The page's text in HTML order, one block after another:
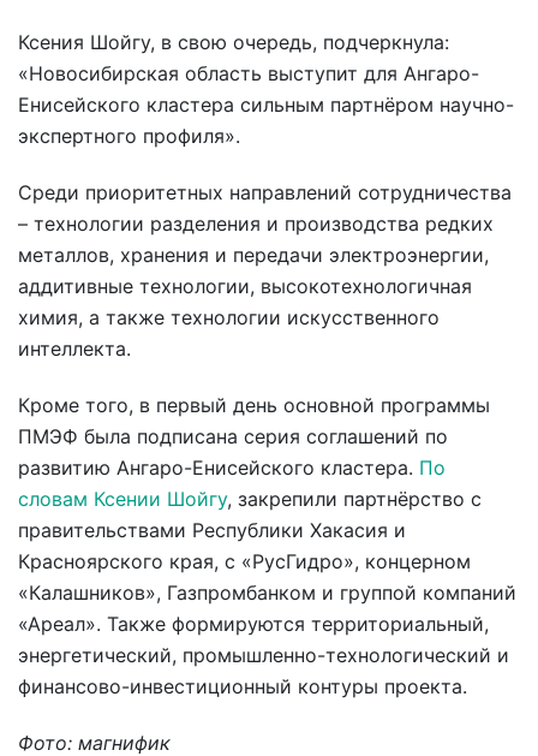
Ксения Шойгу, в свою очередь, подчеркнула:
«Новосибирская область выступит для Ангаро-
Енисейского кластера сильным партнёром научно-
экспертного профиля».
Среди приоритетных направлений сотрудничества
– технологии разделения и производства редких
металлов, хранения и передачи электроэнергии,
аддитивные технологии, высокотехнологичная
химия, а также технологии искусственного
интеллекта.
Кроме того, в первый день основной программы
ПМЭФ была подписана серия соглашений по
развитию Ангаро-Енисейского кластера. По
словам Ксении Шойгу, закрепили партнёрство с
правительствами Республики Хакасия и
Красноярского края, с «РусГидро», концерном
«Калашников», Газпромбанком и группой компаний
«Ареал». Также формируются территориальный,
энергетический, промышленно-технологический и
финансово-инвестиционный контуры проекта.
Фото: магнифик